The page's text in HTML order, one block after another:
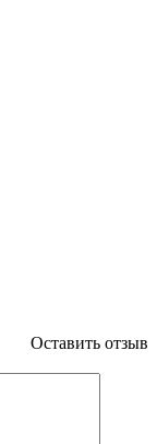
Оставить отзыв